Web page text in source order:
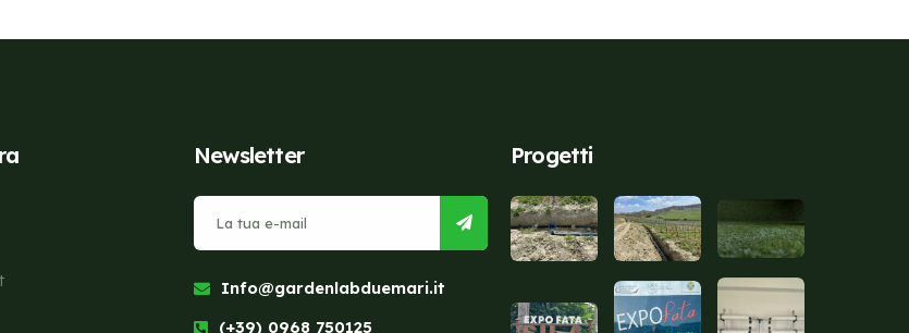
Newsletter
Info@gardenlabduemari.it
(+39) 0968 750125
Progetti